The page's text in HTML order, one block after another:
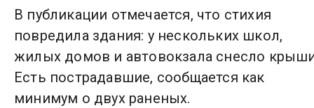
В публикации отмечается, что стихия
повредила здания: у нескольких школ,
жилых домов и автовокзала снесло
Есть пострадавшие, сообщается как
минимум о двух раненых.